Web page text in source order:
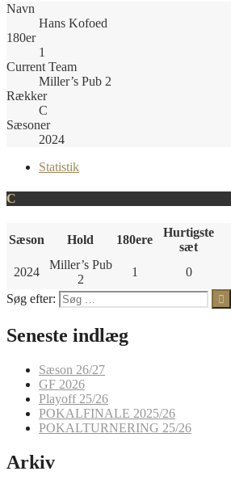
Navn
Hans Kofoed
180er
1
Current Team
Miller’s Pub 2
Rækker
C
Sæsoner
2024
Statistik
C
Sæson Hold 180ere
Hurtigste
sæt
2024
Miller’s Pub
2
1 0
Søg efter:
Seneste indlæg
Sæson 26/27
GF 2026
Playoff 25/26
POKALFINALE 2025/26
POKALTURNERING 25/26
Arkiv